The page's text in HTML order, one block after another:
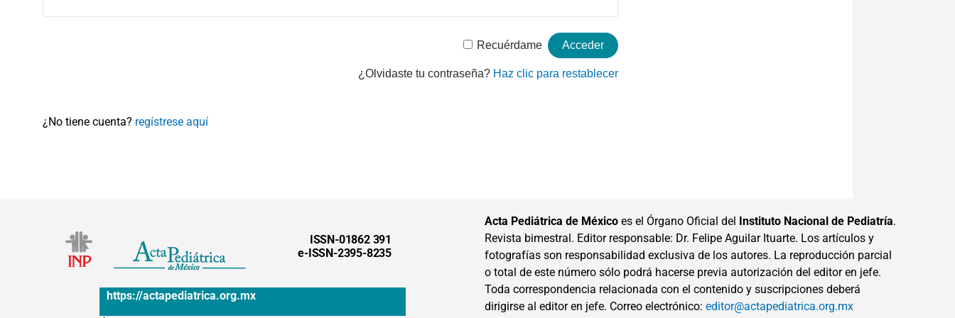
Recuérdame
¿Olvidaste tu contraseña? Haz clic para restablecer
¿No tiene cuenta? regístrese aquí
ISSN-01862 391
e-ISSN-2395-8235
https://actapediatrica.org.mx
Acta Pediátrica de México es el Órgano Oficial del Instituto Nacional de Pediatría.
Revista bimestral. Editor responsable: Dr. Felipe Aguilar Ituarte. Los artículos y
fotografías son responsabilidad exclusiva de los autores. La reproducción parcial
o total de este número sólo podrá hacerse previa autorización del editor en jefe.
Toda correspondencia relacionada con el contenido y suscripciones deberá
dirigirse al editor en jefe. Correo electrónico: editor@actapediatrica.org.mx